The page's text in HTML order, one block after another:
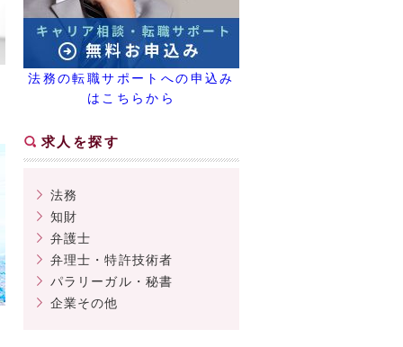
法務の転職サポートへの申込み
はこちらから
求人を探す
法務
知財
弁護士
弁理士・特許技術者
パラリーガル・秘書
企業その他